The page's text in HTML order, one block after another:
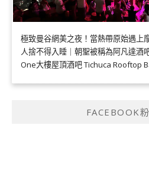
極致曼谷網美之夜！當熱帶原始遇上
人捨不得入睡｜朝聖被稱為阿凡達酒
One大樓屋頂酒吧 Tichuca Rooftop
FACEBOOK